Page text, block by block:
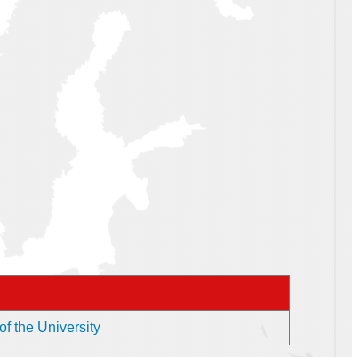
the University